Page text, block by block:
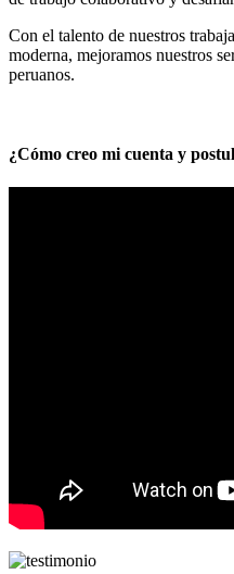
Con el talento de nuestros
moderna, mejoramos nuestros
peruanos.
¿Cómo creo mi cuenta y